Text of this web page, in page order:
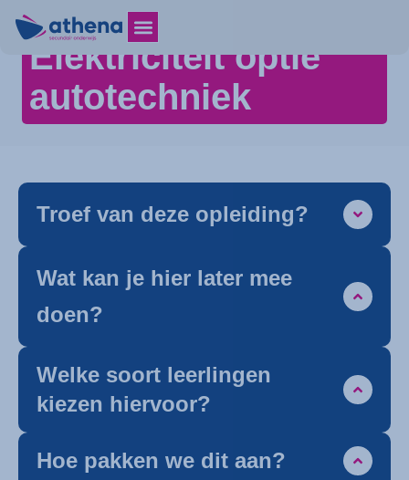
Elektriciteit optie
autotechniek
Troef van deze opleiding?
Wat kan je hier later mee
doen?
Welke soort leerlingen
kiezen hiervoor?
Hoe pakken we dit aan?